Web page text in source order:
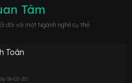
Tâm
đối với một Ngành nghề cụ thể.
Toán
06-02-25)